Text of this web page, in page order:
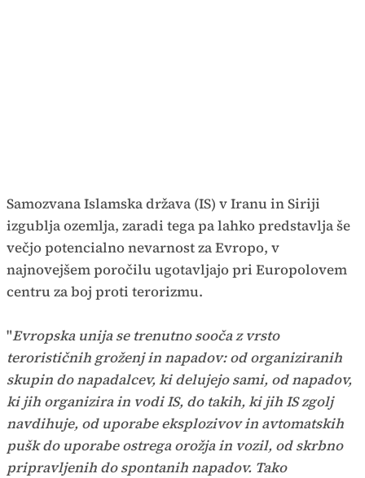
Samozvana Islamska država (IS) v Iranu in Siriji
izgublja ozemlja, zaradi tega pa lahko predstavlja še
večjo potencialno nevarnost za Evropo, v
najnovejšem poročilu ugotavljajo pri Europolovem
centru za boj proti terorizmu.
"Evropska unija se trenutno sooča z vrsto
terorističnih groženj in napadov: od organiziranih
skupin do napadalcev, ki delujejo sami, od napadov,
ki jih organizira in vodi IS, do takih, ki jih IS zgolj
navdihuje, od uporabe eksplozivov in avtomatskih
pušk do uporabe ostrega orožja in vozil, od skrbno
pripravljenih do spontanih napadov. Tako